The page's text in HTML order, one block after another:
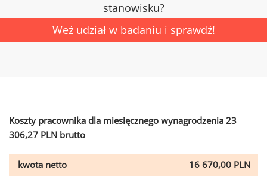
stanowisku?
Weź udział w badaniu i sprawdź!
Koszty pracownika dla miesięcznego wynagrodzenia 23
306,27 PLN brutto
kwota netto
16 670,00 PLN